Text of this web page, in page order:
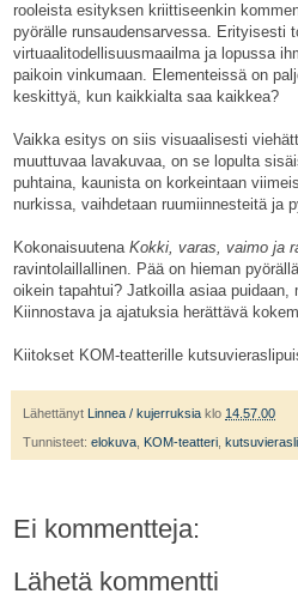
rooleista esityksen kriittiseenkin
pyörälle runsaudensarvessa. Erityisesti
virtuaalitodellisuusmaailma ja lopussa
paikoin vinkumaan. Elementeissä on
keskittyä, kun kaikkialta saa kaikkea?
Vaikka esitys on siis visuaalisesti
muuttuvaa lavakuvaa, on se lopulta
puhtaina, kaunista on korkeintaan
nurkissa, vaihdetaan ruumiinnesteitä ja
Kokonaisuutena Kokki, varas, vaimo ja
ravintolaillallinen. Pää on hieman
oikein tapahtui? Jatkoilla asiaa
Kiinnostava ja ajatuksia herättävä
Kiitokset KOM-teatterille
Lähettänyt Linnea / kujerruksia klo 14.57.00
Tunnisteet: elokuva, KOM-teatteri,
Ei kommentteja:
Lähetä kommentti